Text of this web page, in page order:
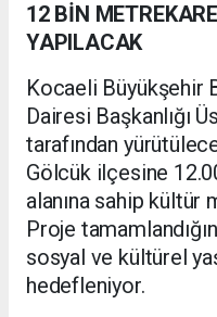
12 BİN
YAPILACAK
Kocaeli Büyükşehir
Dairesi Başkanlığı
tarafından
Gölcük ilçesine
alanına sahip kültür
Proje
sosyal ve kültürel
hedefleniyor.